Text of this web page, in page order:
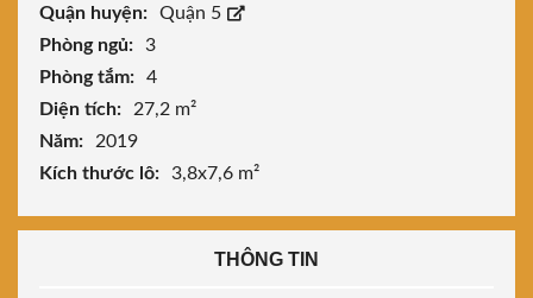
Quận huyện:
Quận 5
Phòng ngủ:
3
Phòng tắm:
4
Diện tích:
27,2 m²
Năm:
2019
Kích thước lô:
3,8x7,6 m²
THÔNG TIN